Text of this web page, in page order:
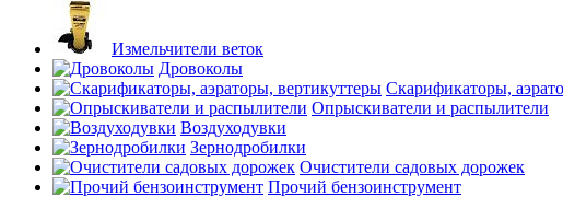
Измельчители веток
Дровоколы
Скарификаторы,
Опрыскиватели и распылители
Воздуходувки
Зернодробилки
Очистители садовых дорожек
Прочий бензоинструмент